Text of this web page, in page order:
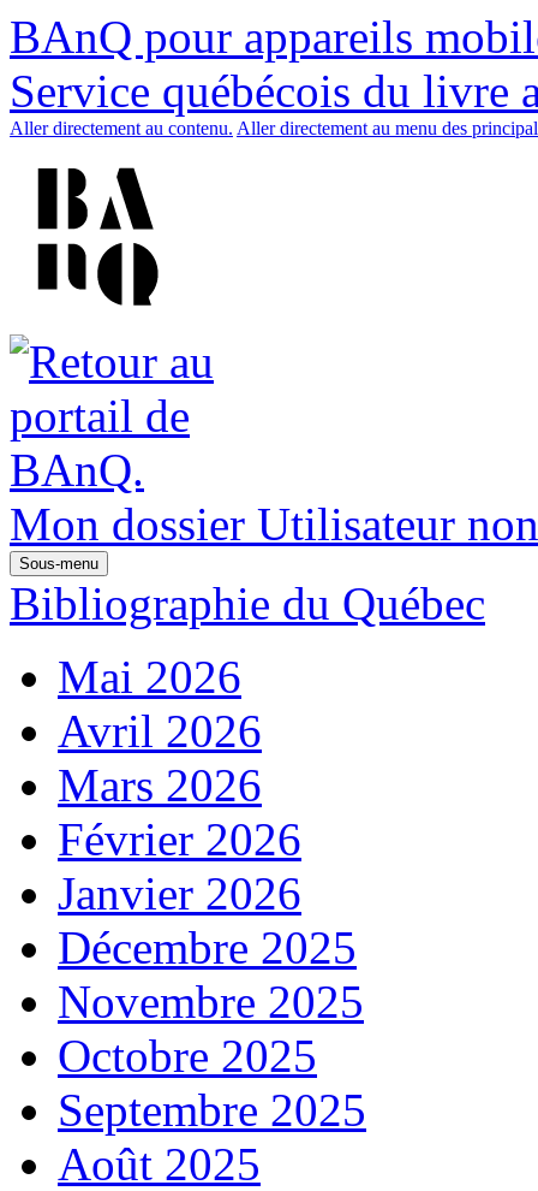
BAnQ pour appareils
Service québécois du livre
Aller directement au contenu. Aller directement au menu des
Mon dossier Utilisateur
Sous-menu
Bibliographie du Québec
Mai 2026
Avril 2026
Mars 2026
Février 2026
Janvier 2026
Décembre 2025
Novembre 2025
Octobre 2025
Septembre 2025
Août 2025